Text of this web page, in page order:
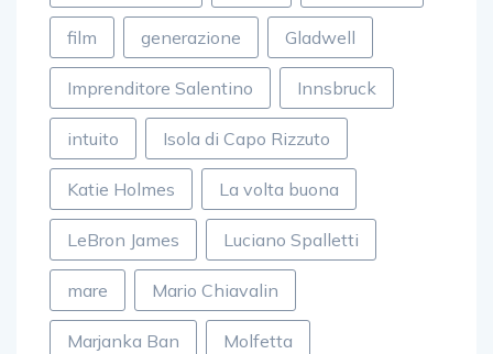
film generazione Gladwell
Imprenditore Salentino Innsbruck
intuito Isola di Capo Rizzuto
Katie Holmes La volta buona
LeBron James Luciano Spalletti
mare Mario Chiavalin
Marjanka Ban Molfetta